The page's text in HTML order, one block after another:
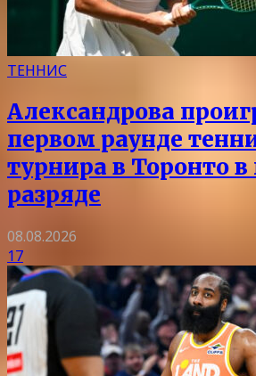
ТЕННИС
Александрова
первом раунде
турнира в Торонто
разряде
08.08.2026
17